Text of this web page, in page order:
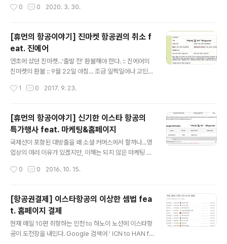
던 날이었던 것으로 기억한다. 책자를 정리하던 나의 눈에
었다.'어 이것은 뭐지?' 라고 손에 들었던 수첩은 국민학교
(현 초등학교) 5학년 시절 적었던 일기장.일기장의 하루는
‘비행기를 처음 타는 어린아이’의 시선이 고스란히 담겨있
었다.그리고 그날이 생생하게 기억이 났다.그 비행기는 푸
른 빛의 대한항공이었고, 이쁜 승무원분이 나에게 장난감
다는 것을... 어느 날 하늘 위 #SONY #RX100M3 비행기
0 0 2020. 3. 30.
[휴먼의 항공이야기] 진마켓 항공권의 취소 f
eat. 진에어
연초에 샀던 진마켓...'출발 전' 환불해야 한다. :: 진에어의
진마켓의 환불 :: 9월 22일 아침... 조금 일찍일어나 고민을
었다고 해도 바로 전주 주말 삿포로 행은 좀 힘들지 않겠
켜고, 예약확인을 하고, 승객이름 옆의 ' 확인 ' 칸에 체크하
고 환불을 누르려고 할려던 참이었다. ' 아 특가 항공권은
다른 취소 수수료 조건이 붙지??? ' 그래서 아래를 보니 '
진MARKET ' 운임규정 최대 체류기간 : 15일환불 : 출발
전 ' 가능 ' !!!! 7만원 징수 출발후는.... 17만원 10만원의 N
매를 했으니 6..
1 0 2017. 9. 23.
[휴먼의 항공이야기] 신기한 이스타 항공의
특가행사 feat. 마케팅&홈페이지
국제선이 포함된 대방출을 왜 소셜 커머스에서 할까나...영
업상의 여러 이유가 있겠지만, 이해는 되지 않은 마케팅 방
달이었다. 티몬에서 이스타항공의 ' 얼리버드 ' 행사를 한다
를 제법 가지고 있던터라 주말 1박 2일의 홍콩항공권을 생
각보다 저렴하게 구매할 수 있었다. 아무튼.... 뭔가 궁금해
졌다. ' 왜 이런행사를 최근에 리뉴얼을 한 홈페이지를 알리
기 위해 활용하지 않지? ' 라고.. 이스타항공은 최근 홈페이
지 리뉴얼을하며, ' Exciting 요금 ' 을 신설하였다. 이 자리
0 0 2016. 10. 15.
[항공권결제] 이스타항공의 이상한 셈법 fea
t. 홈페이지 결제
현재 매일 10편 취항하는 인천 to 하노이 노선에 이스타항
공이 도전장을 내민다. Google 검색어 ' ICN to HAN fli